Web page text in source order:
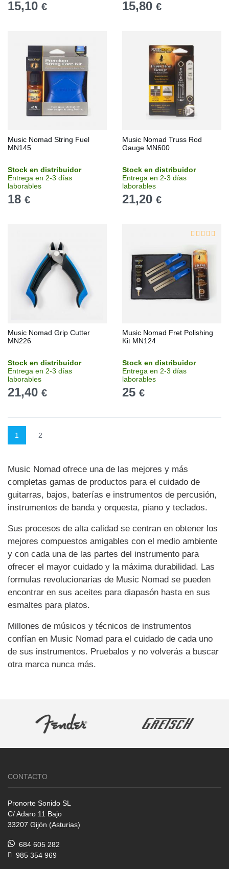
15,10 € 15,80 €
Music Nomad String Fuel
MN145
Stock en distribuidor
Entrega en 2-3 días
laborables
18 €
Music Nomad Truss Rod
Gauge MN600
Stock en distribuidor
Entrega en 2-3 días
laborables
21,20 €
Music Nomad Grip Cutter
MN226
Stock en distribuidor
Entrega en 2-3 días
laborables
21,40 €
Music Nomad Fret Polishing
Kit MN124
Stock en distribuidor
Entrega en 2-3 días
laborables
25 €
1 2
Music Nomad ofrece una de las mejores y más
completas gamas de productos para el cuidado de
guitarras, bajos, baterías e instrumentos de percusión,
instrumentos de banda y orquesta, piano y teclados.
Sus procesos de alta calidad se centran en obtener los
mejores compuestos amigables con el medio ambiente
y con cada una de las partes del instrumento para
ofrecer el mayor cuidado y la máxima durabilidad. Las
formulas revolucionarias de Music Nomad se pueden
encontrar en sus aceites para diapasón hasta en sus
esmaltes para platos.
Millones de músicos y técnicos de instrumentos
confían en Music Nomad para el cuidado de cada uno
de sus instrumentos. Pruebalos y no volverás a buscar
otra marca nunca más.
CONTACTO
Pronorte Sonido SL
C/ Adaro 11 Bajo
33207 Gijón (Asturias)
684 605 282
985 354 969